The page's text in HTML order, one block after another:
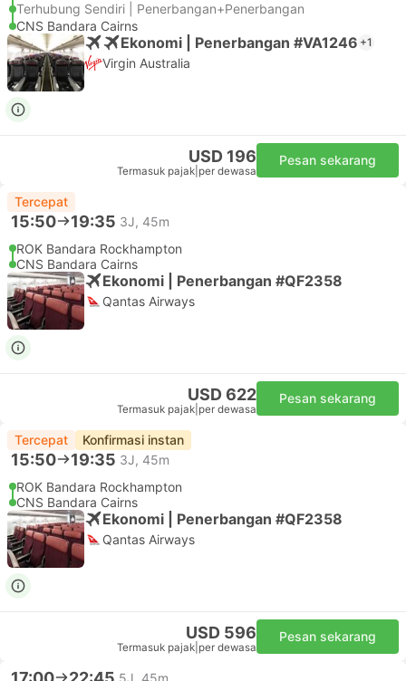
Terhubung Sendiri | Penerbangan+Penerbangan
CNS Bandara Cairns
Ekonomi | Penerbangan #VA1246 +1
Virgin Australia
USD 196
Termasuk pajak per dewasa
Pesan sekarang
Tercepat
15:50 19:35 3J, 45m
ROK Bandara Rockhampton
CNS Bandara Cairns
Ekonomi | Penerbangan #QF2358
Qantas Airways
USD 622
Termasuk pajak per dewasa
Pesan sekarang
Tercepat Konfirmasi instan
15:50 19:35 3J, 45m
ROK Bandara Rockhampton
CNS Bandara Cairns
Ekonomi | Penerbangan #QF2358
Qantas Airways
USD 596
Termasuk pajak per dewasa
Pesan sekarang
5J, 45m